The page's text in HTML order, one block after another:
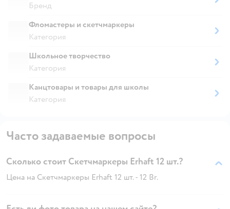
Бренд
Фломастеры и скетчмаркеры
Категория
Школьное творчество
Категория
Канцтовары и товары для школы
Категория
Часто задаваемые вопросы
Сколько стоит Скетчмаркеры Erhaft 12 шт.?
Цена на Скетчмаркеры Erhaft 12 шт. - 12 Br.